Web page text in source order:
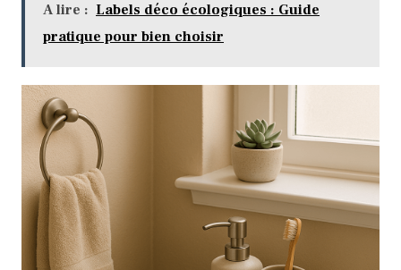
A lire : Labels déco écologiques : Guide
pratique pour bien choisir